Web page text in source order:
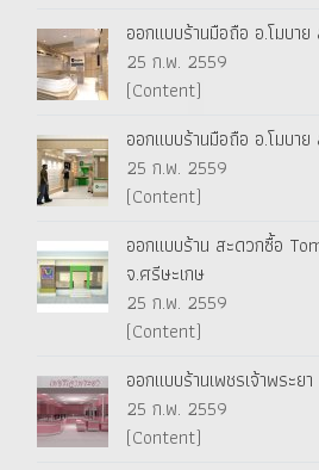
ออกแบบร้านมือถือ อ.โมบา
25 ก.พ. 2559
(Content)
ออกแบบร้านมือถือ อ.โมบา
25 ก.พ. 2559
(Content)
ออกแบบร้าน สะดวกซื้อ
จ.ศรีษะเกษ
25 ก.พ. 2559
(Content)
ออกแบบร้านเพชรเจ้าพระย
25 ก.พ. 2559
(Content)